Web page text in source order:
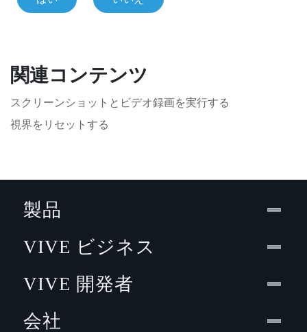
関連コンテンツ
スクリーンショットとビデオ録画を実行する
視界をリセットする
製品
VIVE ビジネス
VIVE 開発者
会社